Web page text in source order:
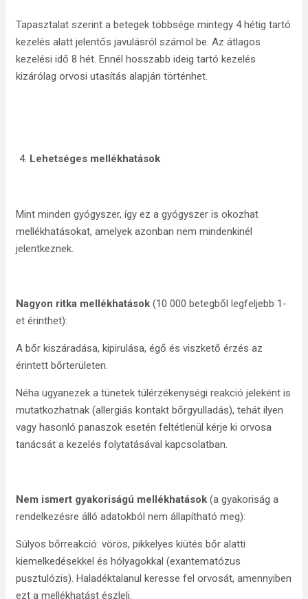
Tapasztalat szerint a betegek többsége mintegy 4 hétig tartó
kezelés alatt jelentős javulásról számol be. Az átlagos
kezelési idő 8 hét. Ennél hosszabb ideig tartó kezelés
kizárólag orvosi utasítás alapján történhet.
Lehetséges mellékhatások
Mint minden gyógyszer, így ez a gyógyszer is okozhat
mellékhatásokat, amelyek azonban nem mindenkinél
jelentkeznek.
Nagyon ritka mellékhatások (10 000 betegből legfeljebb 1-
et érinthet):
A bőr kiszáradása, kipirulása, égő és viszkető érzés az
érintett bőrterületen.
Néha ugyanezek a tünetek túlérzékenységi reakció jeleként is
mutatkozhatnak (allergiás kontakt bőrgyulladás), tehát ilyen
vagy hasonló panaszok esetén feltétlenül kérje ki orvosa
tanácsát a kezelés folytatásával kapcsolatban.
Nem ismert gyakoriságú mellékhatások (a gyakoriság a
rendelkezésre álló adatokból nem állapítható meg):
Súlyos bőrreakció: vörös, pikkelyes kiütés bőr alatti
kiemelkedésekkel és hólyagokkal (exantematózus
pusztulózis). Haladéktalanul keresse fel orvosát, amennyiben
ezt a mellékhatást észleli.